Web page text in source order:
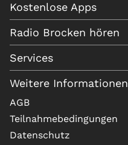
Kostenlose Apps
Radio Brocken hören
Services
Weitere Informationen
AGB
Teilnahmebedingungen
Datenschutz